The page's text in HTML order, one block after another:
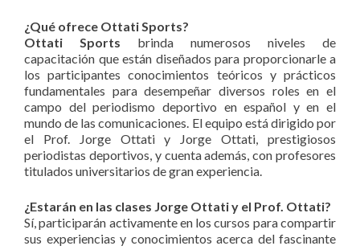
¿Qué ofrece Ottati Sports?
Ottati Sports brinda numerosos niveles de
capacitación que están diseñados para proporcionarle a
los participantes conocimientos teóricos y prácticos
fundamentales para desempeñar diversos roles en el
campo del periodismo deportivo en español y en el
mundo de las comunicaciones. El equipo está dirigido por
el Prof. Jorge Ottati y Jorge Ottati, prestigiosos
periodistas deportivos, y cuenta además, con profesores
titulados universitarios de gran experiencia.
¿Estarán en las clases Jorge Ottati y el Prof. Ottati?
Sí, participarán activamente en los cursos para compartir
sus experiencias y conocimientos acerca del fascinante